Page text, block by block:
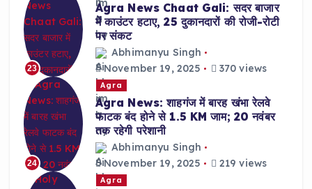
23
Agra News Chaat Gali: सदर बाजार
में काउंटर हटाए, 25 दुकानदारों की रोजी-रोटी
पर संकट
Abhimanyu Singh
November 19, 2025
370 views
24
Agra
Agra News: शाहगंज में बारह खंभा रेलवे
फाटक बंद होने से 1.5 KM जाम; 20 नवंबर
तक रहेगी परेशानी
Abhimanyu Singh
November 19, 2025
219 views
Agra